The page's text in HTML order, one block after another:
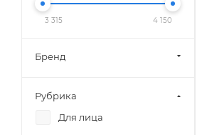
3 315 4 150
Бренд
Рубрика
Для лица